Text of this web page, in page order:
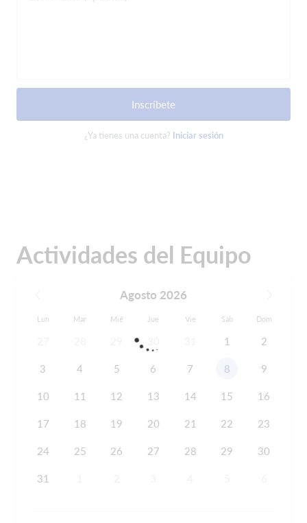
Inscríbete
¿Ya tienes una cuenta? Iniciar sesión
Actividades del Equipo
Agosto 2026
Lun Mar Mié Jue Vie Sáb Dom
1 2
3 4 5 6 7 8 9
10 11 12 13 14 15 16
17 18 19 20 21 22 23
24 25 26 27 28 29 30
31